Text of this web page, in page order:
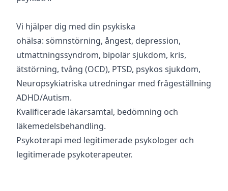
Vi hjälper dig med din psykiska
ohälsa: sömnstörning, ångest, depression,
utmattningssyndrom, bipolär sjukdom, kris,
ätstörning, tvång (OCD), PTSD, psykos sjukdom,
Neuropsykiatriska utredningar med frågeställning
ADHD/Autism.
Kvalificerade läkarsamtal, bedömning och
läkemedelsbehandling.
Psykoterapi med legitimerade psykologer och
legitimerade psykoterapeuter.